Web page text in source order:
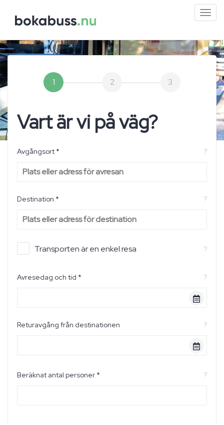
1 2 3
Vart är vi på väg?
Avgångsort * ?
Destination * ?
Transporten är en enkel resa ?
Avresedag och tid * ?
Returavgång från destinationen ?
Beräknat antal personer * ?